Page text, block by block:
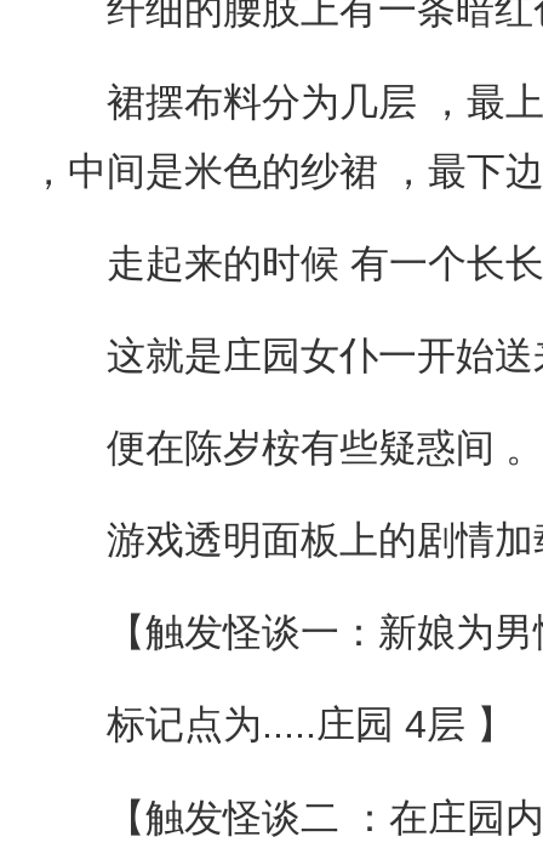
纤细的腰肢上有一条暗红
裙摆布料分为几层 ，最上
，中间是米色的纱裙 ，最下
走起来的时候 有一个长长
这就是庄园女仆一开始送
便在陈岁桉有些疑惑间 。
游戏透明面板上的剧情加
【触发怪谈一：新娘为男
标记点为.....庄园 4层 】
【触发怪谈二 ：在庄园内